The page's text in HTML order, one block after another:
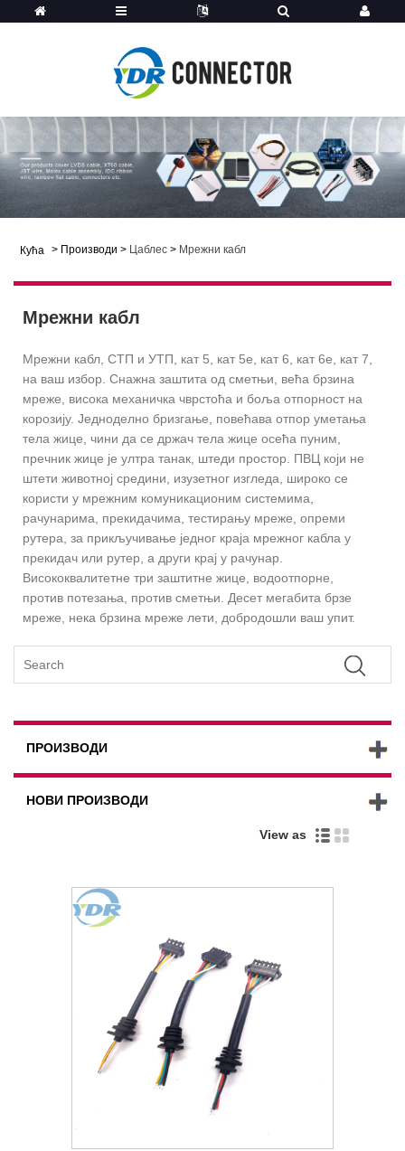
Кућа > Производи > Цаблес > Мрежни кабл
Мрежни кабл
Мрежни кабл, СТП и УТП, кат 5, кат 5е, кат 6, кат 6е, кат 7,
на ваш избор. Снажна заштита од сметњи, већа брзина
мреже, висока механичка чврстоћа и боља отпорност на
корозију. Једноделно бризгање, повећава отпор уметања
тела жице, чини да се држач тела жице осећа пуним,
пречник жице је ултра танак, штеди простор. ПВЦ који не
штети животној средини, изузетног изгледа, широко се
користи у мрежним комуникационим системима,
рачунарима, прекидачима, тестирању мреже, опреми
рутера, за прикључивање једног краја мрежног кабла у
прекидач или рутер, а други крај у рачунар.
Висококвалитетне три заштитне жице, водоотпорне,
против потезања, против сметњи. Десет мегабита брзе
мреже, нека брзина мреже лети, добродошли ваш упит.
ПРОИЗВОДИ
НОВИ ПРОИЗВОДИ
View as